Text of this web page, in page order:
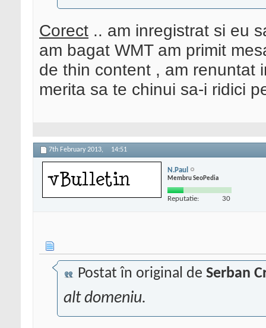
Corect .. am inregistrat si eu
am bagat WMT am primit
de thin content , am renuntat
merita sa te chinui sa-i ridici
7th February 2013, 14:51
N.Paul
Membru SeoPedia
Reputatie: 30
Postat în original de Serban
alt domeniu.